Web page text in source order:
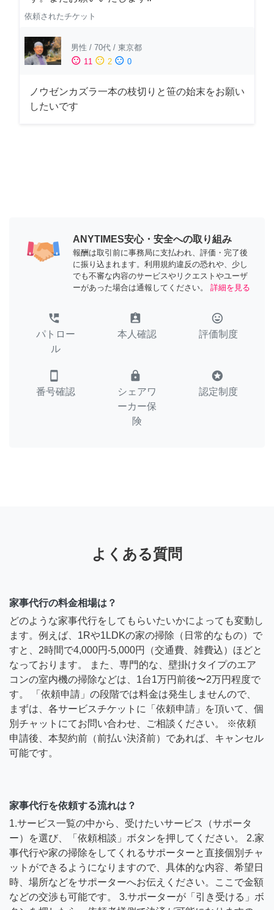
依頼されたチケット
男性 / 70代 / 東京都
sentiment_satisfied 11 sentiment_neutral 2 sentiment_dissatisfied 0
ノウゼンカズラ一本の枝切りと笹の始末をお願い
したいです
ANYTIMES安心・安全への取り組み
報酬は取引前に事務局に支払われ、評価・完了後
に振り込まれます。利用規約違反の恐れや、少し
でも不審な内容のサービスやリクエストやユーザ
ーがあった場合は通報してください。
詳細を見る
perm_phone_msg
パトロー
ル
assignment_ind
本人確認
tag_faces
評価制度
smartphone
番号確認
lock
シェアワ
ーカー保
険
stars
認定制度
よくある質問
家事代行の料金相場は？
どのような家事代行をしてもらいたいかによっても変動し
ます。例えば、1Rや1LDKの家の掃除（日常的なもの）で
すと、2時間で4,000円-5,000円（交通費、雑費込）ほどと
なっております。 また、専門的な、壁掛けタイプのエア
コンの室内機の掃除などは、1台1万円前後〜2万円程度で
す。 「依頼申請」の段階では料金は発生しませんので、
まずは、各サービスチケットに「依頼申請」を頂いて、個
別チャットにてお問い合わせ、ご相談ください。 ※依頼
申請後、本契約前（前払い決済前）であれば、キャンセル
可能です。
家事代行を依頼する流れは？
1.サービス一覧の中から、受けたいサービス（サポータ
ー）を選び、「依頼相談」ボタンを押してください。 2.家
事代行や家の掃除をしてくれるサポーターと直接個別チャ
ットができるようになりますので、具体的な内容、希望日
時、場所などをサポーターへお伝えください。ここで金額
などの交渉も可能です。 3.サポーターが「引き受ける」ボ